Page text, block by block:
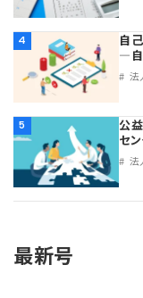
4
自
―自
法
5
公
セ
法
最新号